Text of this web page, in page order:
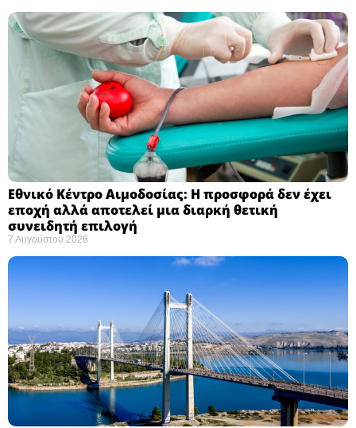
Εθνικό Κέντρο Αιμοδοσίας: H προσφορά δεν έχει
εποχή αλλά αποτελεί μια διαρκή θετική
συνειδητή επιλογή ​
7 Αυγούστου 2026